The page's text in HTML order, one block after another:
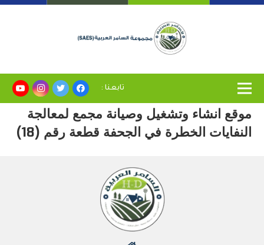
تابعنا :
موقع انشاء وتشغيل وصيانة مجمع لمعالجة
النفايات الخطرة في الجحفة قطعة رقم (18)